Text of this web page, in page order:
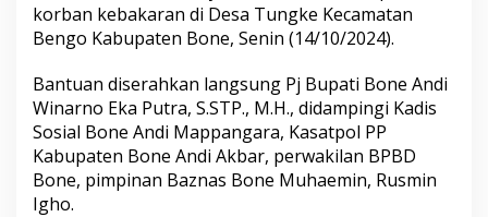
S
e
r
h
k
a
n
B
a
korban kebakaran di Desa Tungke Kecamatan
Bengo Kabupaten Bone, Senin (14/10/2024).
Bantuan diserahkan langsung Pj Bupati Bone Andi
Winarno Eka Putra, S.STP., M.H., didampingi Kadis
Sosial Bone Andi Mappangara, Kasatpol PP
Kabupaten Bone Andi Akbar, perwakilan BPBD
Bone, pimpinan Baznas Bone Muhaemin, Rusmin
Igho.